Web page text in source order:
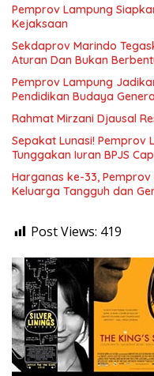
Pemprov Lampung
Kejaksaan
Sekdaprov Marindo
Aturan Dan Bukan
Pemprov Lampung
Pendidikan Budaya
Rahmat Mirzani Djausal
Sepakat Lunasi! Pemprov
Tunggakan Iuran BPJS
Harganas ke-33,
Keluarga Tangguh dan
Post Views: 419